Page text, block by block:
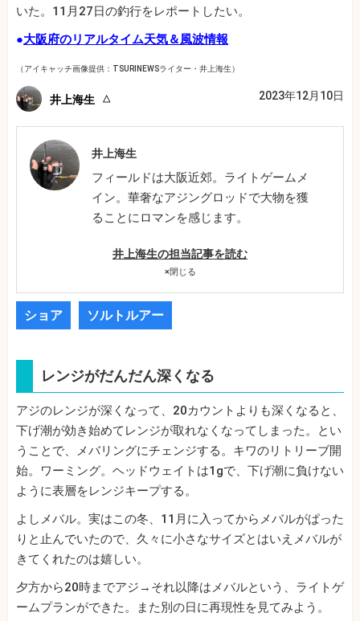
いた。11月27日の釣行をレポートしたい。
●大阪府のリアルタイム天気＆風波情報
（アイキャッチ画像提供：TSURINEWSライター・井上海生）
井上海生 2023年12月10日
井上海生
フィールドは大阪近郊。ライトゲームメ
イン。華奢なアジングロッドで大物を獲
ることにロマンを感じます。
井上海生の担当記事を読む
×閉じる
ショア ソルトルアー
レンジがだんだん深くなる
アジのレンジが深くなって、20カウントよりも深くなると、
下げ潮が効き始めてレンジが取れなくなってしまった。とい
うことで、メバリングにチェンジする。キワのリトリーブ開
始。ワーミング。ヘッドウェイトは1gで、下げ潮に負けない
ように表層をレンジキープする。
よしメバル。実はこの冬、11月に入ってからメバルがぱった
りと止んでいたので、久々に小さなサイズとはいえメバルが
きてくれたのは嬉しい。
夕方から20時までアジ→それ以降はメバルという、ライトゲ
ームプランができた。また別の日に再現性を見てみよう。